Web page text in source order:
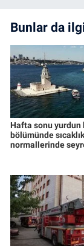
Bunlar da
Hafta sonu yurdun
bölümünde
normallerinde